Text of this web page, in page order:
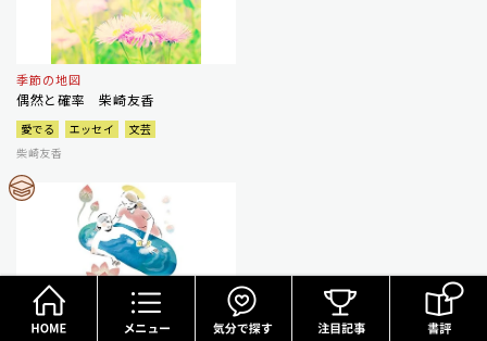
季節の地図
偶然と確率 柴崎友香
愛でる エッセイ
文芸
柴崎友香
信と疑のあいだ
見習いたい１００歳の達観 青来